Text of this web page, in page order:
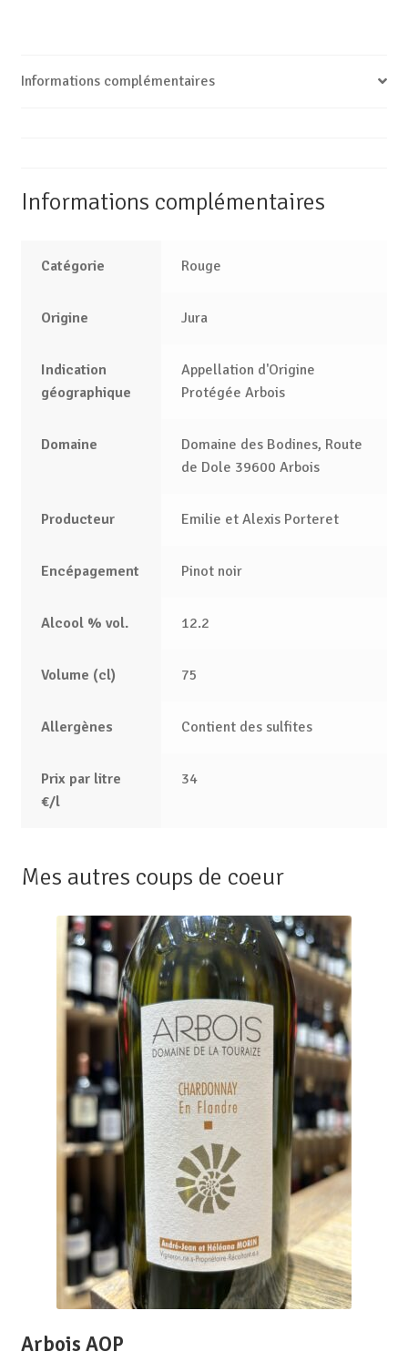
Informations complémentaires
Informations complémentaires
Catégorie Rouge
Origine Jura
Indication
géographique
Appellation d'Origine
Protégée Arbois
Domaine
Domaine des Bodines, Route
de Dole 39600 Arbois
Producteur Emilie et Alexis Porteret
Encépagement Pinot noir
Alcool % vol. 12.2
Volume (cl) 75
Allergènes Contient des sulfites
Prix par litre
€/l
34
Mes autres coups de coeur
Arbois AOP